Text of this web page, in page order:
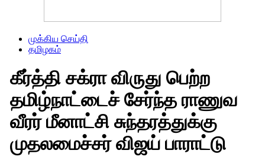
முக்கிய செய்தி
தமிழகம்
கீர்த்தி சக்ரா விருது பெற்ற
தமிழ்நாட்டைச் சேர்ந்த ராணுவ
வீரர் மீனாட்சி சுந்தரத்துக்கு
முதலமைச்சர் விஜய் பாராட்டு